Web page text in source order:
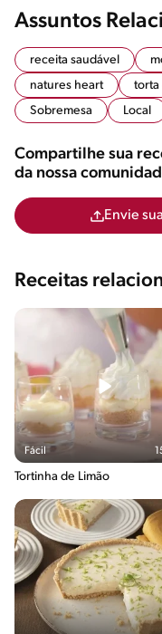
Assuntos
receita saudável
natures heart
torta
Sobremesa
Local
Compartilhe sua
da nossa
Envie
Receitas
Fácil
Tortinha de Limão